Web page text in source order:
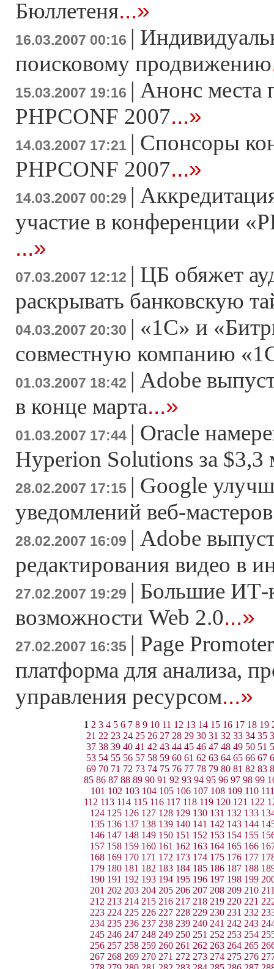
Бюллетеня...»
16.03.2007 00:16 |
поисковому продвижению
15.03.2007 19:16 | Анонс места
PHPCONF 2007...»
14.03.2007 17:21 | Спонсоры
PHPCONF 2007...»
14.03.2007 00:29 |
участие в конференции
...»
07.03.2007 12:12 | ЦБ обяжет
раскрывать банковскую
04.03.2007 20:30 | «1С» и
совместную компанию
01.03.2007 18:42 | Adobe
в конце марта...»
01.03.2007 17:44 | Oracle
Hyperion Solutions за
28.02.2007 17:15 | Google
уведомлений веб-мастеров
28.02.2007 16:09 | Adobe
редактирования видео в
27.02.2007 19:29 | Большие ИТ-
возможности Web 2.0...»
27.02.2007 16:35 | Page
платформа для анализа,
управления ресурсом...»
1 2 3 4 5 6 7 8 9 10 11 12 13 14 15 16 17 18 19
21 22 23 24 25 26 27 28 29 30 31 32 33 34 35
37 38 39 40 41 42 43 44 45 46 47 48 49 50 51
53 54 55 56 57 58 59 60 61 62 63 64 65 66 67
69 70 71 72 73 74 75 76 77 78 79 80 81 82 83
85 86 87 88 89 90 91 92 93 94 95 96 97 98 99
101 102 103 104 105 106 107 108 109 110 111
112 113 114 115 116 117 118 119 120 121 122
124 125 126 127 128 129 130 131 132 133
135 136 137 138 139 140 141 142 143 144
146 147 148 149 150 151 152 153 154 155
157 158 159 160 161 162 163 164 165 166
168 169 170 171 172 173 174 175 176 177
179 180 181 182 183 184 185 186 187 188
190 191 192 193 194 195 196 197 198 199
201 202 203 204 205 206 207 208 209 210
212 213 214 215 216 217 218 219 220 221
223 224 225 226 227 228 229 230 231 232
234 235 236 237 238 239 240 241 242 243
245 246 247 248 249 250 251 252 253 254
256 257 258 259 260 261 262 263 264 265
267 268 269 270 271 272 273 274 275 276